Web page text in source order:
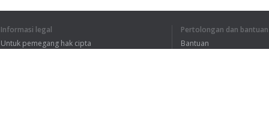
Informasi legal
Untuk pemegang hak cipta
Pertolongan dan bantuan
Bantuan